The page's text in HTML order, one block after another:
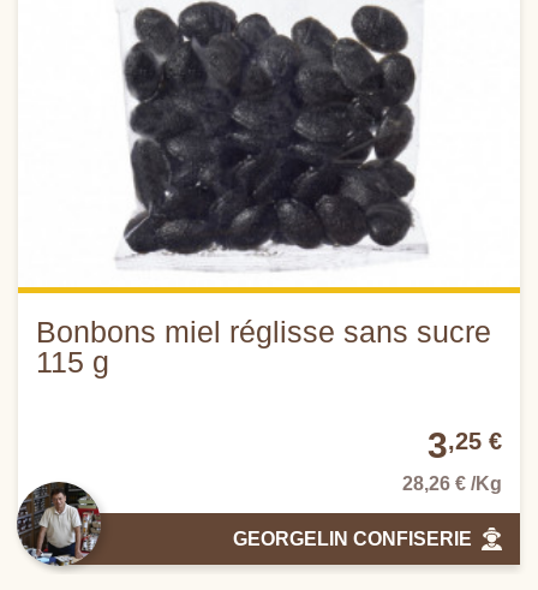
Bonbons miel réglisse sans sucre
115 g
3,25 €
28,26 € /Kg
GEORGELIN CONFISERIE